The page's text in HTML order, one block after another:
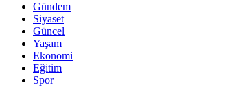
Gündem
Siyaset
Güncel
Yaşam
Ekonomi
Eğitim
Spor